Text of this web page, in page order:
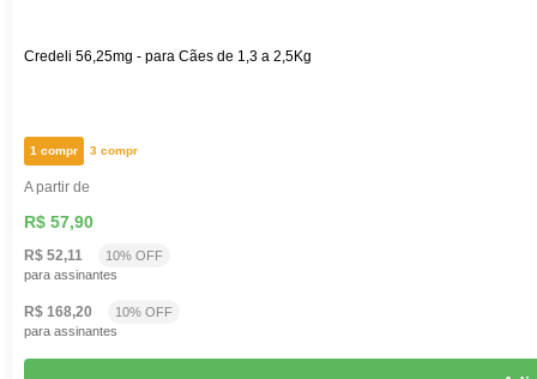
Credeli 56,25mg - para Cães de 1,3 a 2,5Kg
1 compr 3 compr
A partir de
R$ 57,90
R$ 52,11
10% OFF
para assinantes
R$ 168,20
10% OFF
para assinantes